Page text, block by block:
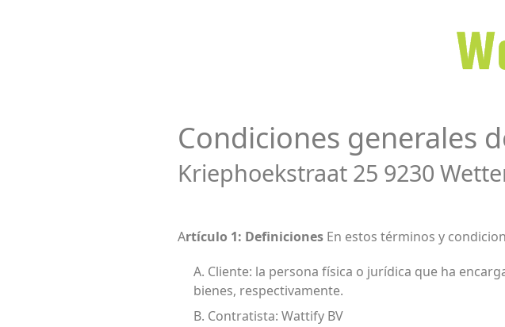
Condiciones generales
Kriephoekstraat 25 9230
Artículo 1: Definiciones En estos términos y
A. Cliente: la persona física o jurídica que ha
bienes, respectivamente.
B. Contratista: Wattify BV